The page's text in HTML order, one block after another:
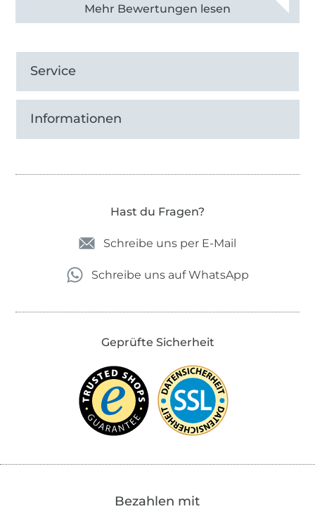
Alle 82990 Bewertungen ansehen
Service
Informationen
Hast du Fragen?
Schreibe uns per E-Mail
Schreibe uns auf WhatsApp
Geprüfte Sicherheit
Bezahlen mit